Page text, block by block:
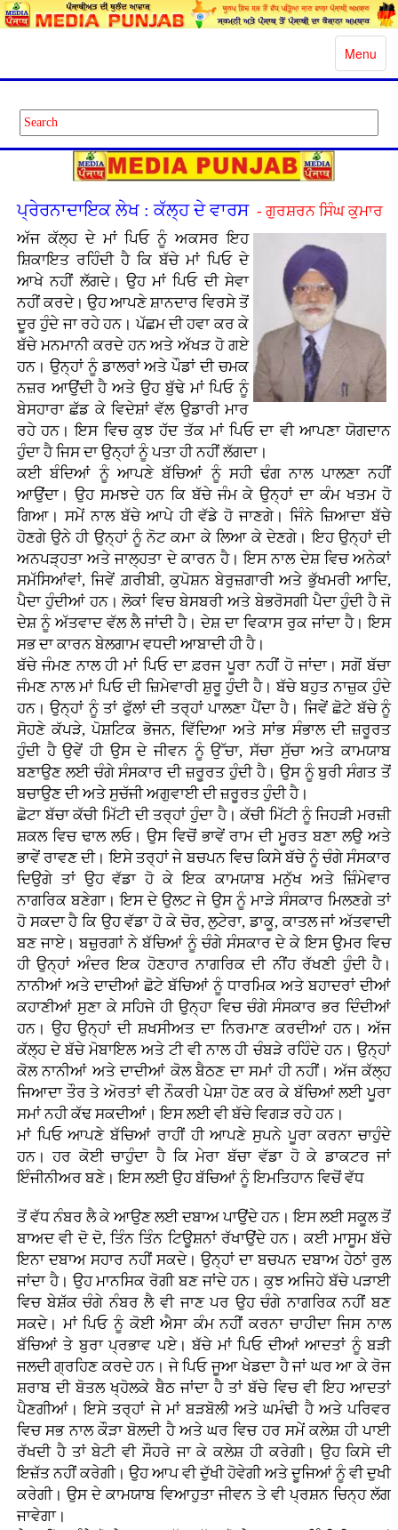
Toggle
Menu
ਪ੍ਰੇਰਨਾਦਾਇਕ ਲੇਖ : ਕੱਲ੍ਹ ਦੇ ਵਾਰਸ - ਗੁਰਸ਼ਰਨ ਸਿੰਘ ਕੁਮਾਰ
ਅੱਜ ਕੱਲ੍ਹ ਦੇ ਮਾਂ ਪਿਓ ਨੂੰ ਅਕਸਰ ਇਹ
ਸ਼ਿਕਾਇਤ ਰਹਿੰਦੀ ਹੈ ਕਿ ਬੱਚੇ ਮਾਂ ਪਿਓ ਦੇ
ਆਖੇ ਨਹੀਂ ਲੱਗਦੇ। ਉਹ ਮਾਂ ਪਿਓ ਦੀ ਸੇਵਾ
ਨਹੀਂ ਕਰਦੇ। ਉਹ ਆਪਣੇ ਸ਼ਾਨਦਾਰ ਵਿਰਸੇ ਤੋਂ
ਦੂਰ ਹੁੰਦੇ ਜਾ ਰਹੇ ਹਨ। ਪੱਛਮ ਦੀ ਹਵਾ ਕਰ ਕੇ
ਬੱਚੇ ਮਨਮਾਨੀ ਕਰਦੇ ਹਨ ਅਤੇ ਅੱਖੜ ਹੋ ਗਏ
ਹਨ। ਉਨ੍ਹਾਂ ਨੂੰ ਡਾਲਰਾਂ ਅਤੇ ਪੌਡਾਂ ਦੀ ਚਮਕ
ਨਜ਼ਰ ਆਉਂਦੀ ਹੈ ਅਤੇ ਉਹ ਬੁੱਢੇ ਮਾਂ ਪਿਓ ਨੂੰ
ਬੇਸਹਾਰਾ ਛੱਡ ਕੇ ਵਿਦੇਸ਼ਾਂ ਵੱਲ ਉਡਾਰੀ ਮਾਰ
ਰਹੇ ਹਨ। ਇਸ ਵਿਚ ਕੁਝ ਹੱਦ ਤੱਕ ਮਾਂ ਪਿਓ ਦਾ ਵੀ ਆਪਣਾ ਯੋਗਦਾਨ
ਹੁੰਦਾ ਹੈ ਜਿਸ ਦਾ ਉਨ੍ਹਾਂ ਨੂੰ ਪਤਾ ਹੀ ਨਹੀਂ ਲੱਗਦਾ।
ਕਈ ਬੰਦਿਆਂ ਨੂੰ ਆਪਣੇ ਬੱਚਿਆਂ ਨੂੰ ਸਹੀ ਢੰਗ ਨਾਲ ਪਾਲਣਾ ਨਹੀਂ
ਆਉਂਦਾ। ਉਹ ਸਮਝਦੇ ਹਨ ਕਿ ਬੱਚੇ ਜੰਮ ਕੇ ਉਨ੍ਹਾਂ ਦਾ ਕੰਮ ਖਤਮ ਹੋ
ਗਿਆ। ਸਮੇਂ ਨਾਲ ਬੱਚੇ ਆਪੇ ਹੀ ਵੱਡੇ ਹੋ ਜਾਣਗੇ। ਜਿੰਨੇ ਜ਼ਿਆਦਾ ਬੱਚੇ
ਹੋਣਗੇ ਉਨੇ ਹੀ ਉਨ੍ਹਾਂ ਨੂੰ ਨੋਟ ਕਮਾ ਕੇ ਲਿਆ ਕੇ ਦੇਣਗੇ। ਇਹ ਉਨ੍ਹਾਂ ਦੀ
ਅਨਪੜ੍ਹਤਾ ਅਤੇ ਜਾਲ੍ਹਤਾ ਦੇ ਕਾਰਨ ਹੈ। ਇਸ ਨਾਲ ਦੇਸ਼ ਵਿਚ ਅਨੇਕਾਂ
ਸਮੱਸਿਆਂਵਾਂ, ਜਿਵੇਂ ਗ਼ਰੀਬੀ, ਕੁਪੋਸ਼ਨ ਬੇਰੁਜ਼ਗਾਰੀ ਅਤੇ ਭੁੱਖਮਰੀ ਆਦਿ,
ਪੈਦਾ ਹੁੰਦੀਆਂ ਹਨ। ਲੋਕਾਂ ਵਿਚ ਬੇਸਬਰੀ ਅਤੇ ਬੇਭਰੋਸਗੀ ਪੈਦਾ ਹੁੰਦੀ ਹੈ ਜੋ
ਦੇਸ਼ ਨੂੰ ਅੱਤਵਾਦ ਵੱਲ ਲੈ ਜਾਂਦੀ ਹੈ। ਦੇਸ਼ ਦਾ ਵਿਕਾਸ ਰੁਕ ਜਾਂਦਾ ਹੈ। ਇਸ
ਸਭ ਦਾ ਕਾਰਨ ਬੇਲਗਾਮ ਵਧਦੀ ਆਬਾਦੀ ਹੀ ਹੈ।
ਬੱਚੇ ਜੰਮਣ ਨਾਲ ਹੀ ਮਾਂ ਪਿਓ ਦਾ ਫ਼ਰਜ ਪੂਰਾ ਨਹੀਂ ਹੋ ਜਾਂਦਾ। ਸਗੋਂ ਬੱਚਾ
ਜੰਮਣ ਨਾਲ ਮਾਂ ਪਿਓ ਦੀ ਜ਼ਿਮੇਵਾਰੀ ਸ਼ੁਰੂ ਹੁੰਦੀ ਹੈ। ਬੱਚੇ ਬਹੁਤ ਨਾਜ਼ੁਕ ਹੁੰਦੇ
ਹਨ। ਉਨ੍ਹਾਂ ਨੂੰ ਤਾਂ ਫੁੱਲਾਂ ਦੀ ਤਰ੍ਹਾਂ ਪਾਲਣਾ ਪੈਂਦਾ ਹੈ। ਜਿਵੇਂ ਛੋਟੇ ਬੱਚੇ ਨੂੰ
ਸੋਹਣੇ ਕੱਪੜੇ, ਪੋਸ਼ਟਿਕ ਭੋਜਨ, ਵਿੱਦਿਆ ਅਤੇ ਸਾਂਭ ਸੰਭਾਲ ਦੀ ਜ਼ਰੂਰਤ
ਹੁੰਦੀ ਹੈ ਉਵੇਂ ਹੀ ਉਸ ਦੇ ਜੀਵਨ ਨੂੰ ਉੱਚਾ, ਸੱਚਾ ਸੁੱਚਾ ਅਤੇ ਕਾਮਯਾਬ
ਬਣਾਉਣ ਲਈ ਚੰਗੇ ਸੰਸਕਾਰ ਦੀ ਜ਼ਰੂਰਤ ਹੁੰਦੀ ਹੈ। ਉਸ ਨੂੰ ਬੁਰੀ ਸੰਗਤ ਤੋਂ
ਬਚਾਉਣ ਦੀ ਅਤੇ ਸੁਚੱਜੀ ਅਗੁਵਾਈ ਦੀ ਜ਼ਰੂਰਤ ਹੁੰਦੀ ਹੈ।
ਛੋਟਾ ਬੱਚਾ ਕੱਚੀ ਮਿੱਟੀ ਦੀ ਤਰ੍ਹਾਂ ਹੁੰਦਾ ਹੈ। ਕੱਚੀ ਮਿੱਟੀ ਨੂੰ ਜਿਹੜੀ ਮਰਜ਼ੀ
ਸ਼ਕਲ ਵਿਚ ਢਾਲ ਲਓ। ਉਸ ਵਿਚੋਂ ਭਾਵੇਂ ਰਾਮ ਦੀ ਮੂਰਤ ਬਣਾ ਲਉ ਅਤੇ
ਭਾਵੇਂ ਰਾਵਣ ਦੀ। ਇਸੇ ਤਰ੍ਹਾਂ ਜੇ ਬਚਪਨ ਵਿਚ ਕਿਸੇ ਬੱਚੇ ਨੂੰ ਚੰਗੇ ਸੰਸਕਾਰ
ਦਿਉਗੇ ਤਾਂ ਉਹ ਵੱਡਾ ਹੋ ਕੇ ਇਕ ਕਾਮਯਾਬ ਮਨੁੱਖ ਅਤੇ ਜ਼ਿੰਮੇਵਾਰ
ਨਾਗਰਿਕ ਬਣੇਗਾ। ਇਸ ਦੇ ਉਲਟ ਜੇ ਉਸ ਨੂੰ ਮਾੜੇ ਸੰਸਕਾਰ ਮਿਲਣਗੇ ਤਾਂ
ਹੋ ਸਕਦਾ ਹੈ ਕਿ ਉਹ ਵੱਡਾ ਹੋ ਕੇ ਚੋਰ, ਲੁਟੇਰਾ, ਡਾਕੂ, ਕਾਤਲ ਜਾਂ ਅੱਤਵਾਦੀ
ਬਣ ਜਾਏ। ਬਜ਼ੁਰਗਾਂ ਨੇ ਬੱਚਿਆਂ ਨੂੰ ਚੰਗੇ ਸੰਸਕਾਰ ਦੇ ਕੇ ਇਸ ਉਮਰ ਵਿਚ
ਹੀ ਉਨ੍ਹਾਂ ਅੰਦਰ ਇਕ ਹੋਣਹਾਰ ਨਾਗਰਿਕ ਦੀ ਨੀਂਹ ਰੱਖਣੀ ਹੁੰਦੀ ਹੈ।
ਨਾਨੀਆਂ ਅਤੇ ਦਾਦੀਆਂ ਛੋਟੇ ਬੱਚਿਆਂ ਨੂੰ ਧਾਰਮਿਕ ਅਤੇ ਬਹਾਦਰਾਂ ਦੀਆਂ
ਕਹਾਣੀਆਂ ਸੁਣਾ ਕੇ ਸਹਿਜੇ ਹੀ ਉਨ੍ਹਾ ਵਿਚ ਚੰਗੇ ਸੰਸਕਾਰ ਭਰ ਦਿੰਦੀਆਂ
ਹਨ। ਉਹ ਉਨ੍ਹਾਂ ਦੀ ਸ਼ਖਸੀਅਤ ਦਾ ਨਿਰਮਾਣ ਕਰਦੀਆਂ ਹਨ। ਅੱਜ
ਕੱਲ੍ਹ ਦੇ ਬੱਚੇ ਮੋਬਾਇਲ ਅਤੇ ਟੀ ਵੀ ਨਾਲ ਹੀ ਚੰਬੜੇ ਰਹਿੰਦੇ ਹਨ। ਉਨ੍ਹਾਂ
ਕੋਲ ਨਾਨੀਆਂ ਅਤੇ ਦਾਦੀਆਂ ਕੋਲ ਬੈਠਣ ਦਾ ਸਮਾਂ ਹੀ ਨਹੀਂ। ਅੱਜ ਕੱਲ੍ਹ
ਜਿਆਦਾ ਤੌਰ ਤੇ ਅੋਰਤਾਂ ਵੀ ਨੌਕਰੀ ਪੇਸ਼ਾ ਹੋਣ ਕਰ ਕੇ ਬੱਚਿਆਂ ਲਈ ਪੂਰਾ
ਸਮਾਂ ਨਹੀ ਕੱਢ ਸਕਦੀਆਂ। ਇਸ ਲਈ ਵੀ ਬੱਚੇ ਵਿਗੜ ਰਹੇ ਹਨ।
ਮਾਂ ਪਿਓ ਆਪਣੇ ਬੱਚਿਆਂ ਰਾਹੀਂ ਹੀ ਆਪਣੇ ਸੁਪਨੇ ਪੂਰਾ ਕਰਨਾ ਚਾਹੁੰਦੇ
ਹਨ। ਹਰ ਕੋਈ ਚਾਹੁੰਦਾ ਹੈ ਕਿ ਮੇਰਾ ਬੱਚਾ ਵੱਡਾ ਹੋ ਕੇ ਡਾਕਟਰ ਜਾਂ
ਇੰਜੀਨੀਅਰ ਬਣੇ। ਇਸ ਲਈ ਉਹ ਬੱਚਿਆਂ ਨੂੰ ਇਮਤਿਹਾਨ ਵਿਚੋਂ ਵੱਧ
ਤੋਂ ਵੱਧ ਨੰਬਰ ਲੈ ਕੇ ਆਉਣ ਲਈ ਦਬਾਅ ਪਾਉਂਦੇ ਹਨ। ਇਸ ਲਈ ਸਕੂਲ ਤੋਂ
ਬਾਅਦ ਵੀ ਦੋ ਦੋ, ਤਿੰਨ ਤਿੰਨ ਟਿਊਸ਼ਨਾਂ ਰੱਖਾਉਂਦੇ ਹਨ। ਕਈ ਮਾਸੂਮ ਬੱਚੇ
ਇਨਾ ਦਬਾਅ ਸਹਾਰ ਨਹੀਂ ਸਕਦੇ। ਉਨ੍ਹਾਂ ਦਾ ਬਚਪਨ ਦਬਾਅ ਹੇਠਾਂ ਰੁਲ
ਜਾਂਦਾ ਹੈ। ਉਹ ਮਾਨਸਿਕ ਰੋਗੀ ਬਣ ਜਾਂਦੇ ਹਨ। ਕੁਝ ਅਜਿਹੇ ਬੱਚੇ ਪੜਾਈ
ਵਿਚ ਬੇਸ਼ੱਕ ਚੰਗੇ ਨੰਬਰ ਲੈ ਵੀ ਜਾਣ ਪਰ ਉਹ ਚੰਗੇ ਨਾਗਰਿਕ ਨਹੀਂ ਬਣ
ਸਕਦੇ। ਮਾਂ ਪਿਓ ਨੂੰ ਕੋਈ ਐਸਾ ਕੰਮ ਨਹੀਂ ਕਰਨਾ ਚਾਹੀਦਾ ਜਿਸ ਨਾਲ
ਬੱਚਿਆਂ ਤੇ ਬੁਰਾ ਪ੍ਰਭਾਵ ਪਏ। ਬੱਚੇ ਮਾਂ ਪਿਓ ਦੀਆਂ ਆਦਤਾਂ ਨੂੰ ਬੜੀ
ਜਲਦੀ ਗ੍ਰਹਿਣ ਕਰਦੇ ਹਨ। ਜੇ ਪਿਓ ਜੂਆ ਖੇਡਦਾ ਹੈ ਜਾਂ ਘਰ ਆ ਕੇ ਰੋਜ
ਸ਼ਰਾਬ ਦੀ ਬੋਤਲ ਖ੍ਹੋਲਕੇ ਬੈਠ ਜਾਂਦਾ ਹੈ ਤਾਂ ਬੱਚੇ ਵਿਚ ਵੀ ਇਹ ਆਦਤਾਂ
ਪੈਣਗੀਆਂ। ਇਸੇ ਤਰ੍ਹਾਂ ਜੇ ਮਾਂ ਬੜਬੋਲੀ ਅਤੇ ਘਮੰਢੀ ਹੈ ਅਤੇ ਪਰਿਵਰ
ਵਿਚ ਸਭ ਨਾਲ ਕੌੜਾ ਬੋਲਦੀ ਹੈ ਅਤੇ ਘਰ ਵਿਚ ਹਰ ਸਮੇਂ ਕਲੇਸ਼ ਹੀ ਪਾਈ
ਰੱਖਦੀ ਹੈ ਤਾਂ ਬੇਟੀ ਵੀ ਸੌਹਰੇ ਜਾ ਕੇ ਕਲੇਸ਼ ਹੀ ਕਰੇਗੀ। ਉਹ ਕਿਸੇ ਦੀ
ਇਜ਼ੱਤ ਨਹੀਂ ਕਰੇਗੀ। ਉਹ ਆਪ ਵੀ ਦੁੱਖੀ ਹੋਵੇਗੀ ਅਤੇ ਦੂਜਿਆਂ ਨੂੰ ਵੀ ਦੁਖੀ
ਕਰੇਗੀ। ਉਸ ਦੇ ਕਾਮਯਾਬ ਵਿਆਹੁਤਾ ਜੀਵਨ ਤੇ ਵੀ ਪ੍ਰਸ਼ਨ ਚਿਨ੍ਹ ਲੱਗ
ਜਾਵੇਗਾ।